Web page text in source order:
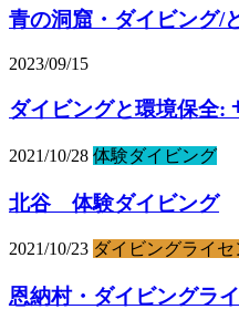
青の洞窟・ダイビング/
2023/09/15
ダイビングと環境保全:
2021/10/28 体験ダイビング
北谷 体験ダイビング
2021/10/23 ダイビングライセ
恩納村・ダイビングラ